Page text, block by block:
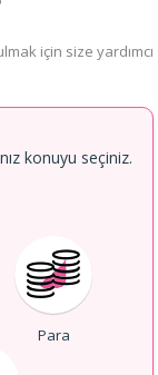
için size yardımcı
konuyu seçiniz.
Para